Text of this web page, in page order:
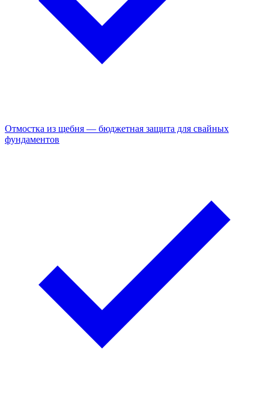
Отмостка из щебня — бюджетная защита для свайных
фундаментов